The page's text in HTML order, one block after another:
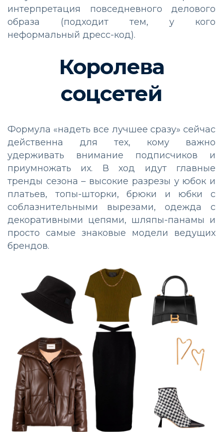
интерпретация повседневного делового
образа (подходит тем, у кого
неформальный дресс-код).
Королева
соцсетей
Формула «надеть все лучшее сразу» сейчас
действенна для тех, кому важно
удерживать внимание подписчиков и
приумножать их. В ход идут главные
тренды сезона – высокие разрезы у юбок и
платьев, топы-шторки, брюки и юбки с
соблазнительными вырезами, одежда с
декоративными цепями, шляпы-панамы и
просто самые знаковые модели ведущих
брендов.